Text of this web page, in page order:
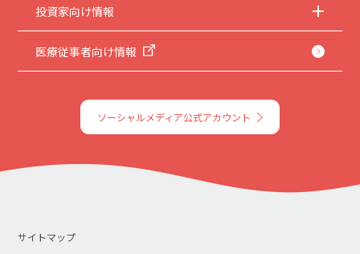
投資家向け情報
医療従事者向け情報
ソーシャルメディア公式アカウント
サイトマップ